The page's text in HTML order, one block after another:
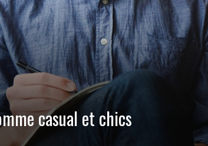
casual et chics